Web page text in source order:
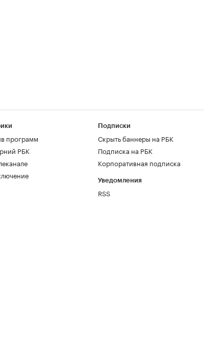
программ
РБК
Подписки
Скрыть баннеры на РБК
Подписка на РБК
Корпоративная подписка
Уведомления
RSS